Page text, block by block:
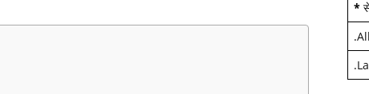
*
.
.